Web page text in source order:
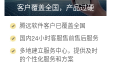
客户覆盖全国，产品过硬
腾远软件客户已覆盖全国
国内24小时客服售前售后服务
多地建立服务中心，提供及时
的个性化服务和方案